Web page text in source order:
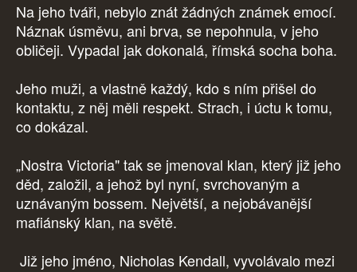
Na jeho tváři, nebylo znát žádných známek emocí.
Náznak úsměvu, ani brva, se nepohnula, v jeho
obličeji. Vypadal jak dokonalá, římská socha boha.
Jeho muži, a vlastně každý, kdo s ním přišel do
kontaktu, z něj měli respekt. Strach, i úctu k tomu,
co dokázal.
„Nostra Victoria" tak se jmenoval klan, který již jeho
děd, založil, a jehož byl nyní, svrchovaným a
uznávaným bossem. Největší, a nejobávanější
mafiánský klan, na světě.
Již jeho jméno, Nicholas Kendall, vyvolávalo mezi